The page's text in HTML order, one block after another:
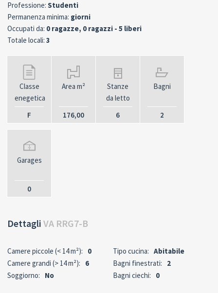
Professione: Studenti
Permanenza minima: giorni
Occupati da: 0 ragazze, 0 ragazzi - 5 liberi
Totale locali: 3
Classe
enegetica
F
Area m²
176,00
Stanze
da letto
6
Bagni
2
Garages
0
Dettagli VA RRG7-B
Camere piccole (< 14 m²):
0
Camere grandi (> 14 m²):
6
Soggiorno:
No
Tipo cucina: Abitabile
Bagni finestrati:
2
Bagni ciechi:
0